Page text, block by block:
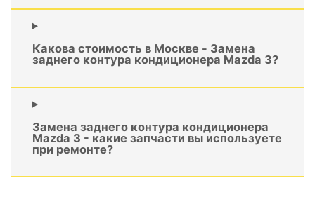
Какова стоимость в Москве - Замена
заднего контура кондиционера Mazda 3?
Замена заднего контура кондиционера
Mazda 3 - какие запчасти вы используете
при ремонте?